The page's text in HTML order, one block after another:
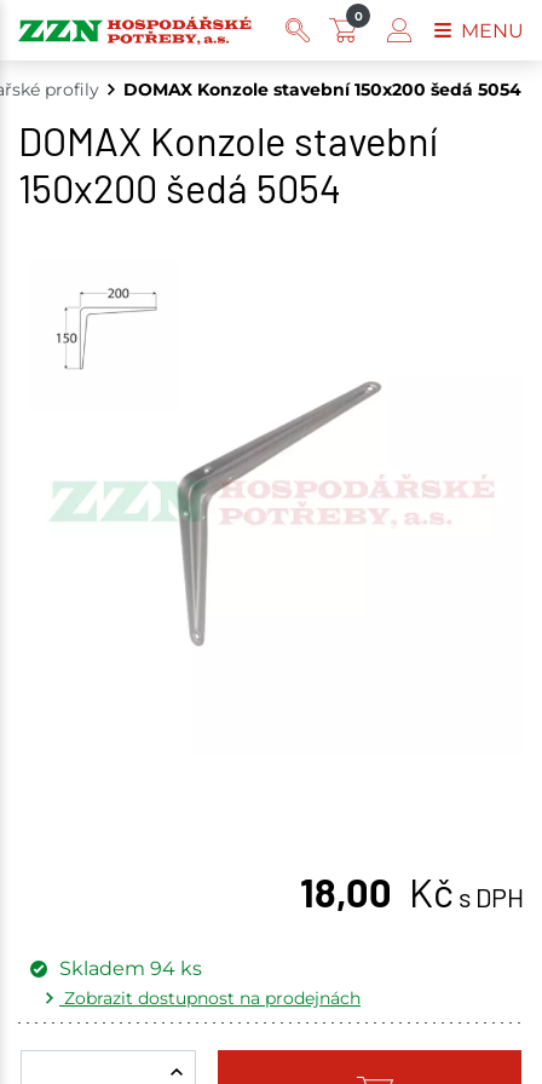
profily DOMAX Konzole stavební 150x200 šedá 5054
DOMAX Konzole stavební
150x200 šedá 5054
18,00 Kč s DPH
Skladem 94 ks
Zobrazit dostupnost na prodejnách
0
MENU